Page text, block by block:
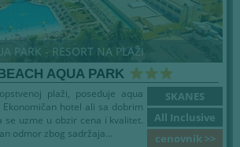
PARK - RESORT NA PLAŽI
AQUA PARK
SKANES
All Inclusive
cenovnik >>
plaži, poseduje aqua
hotel ali sa dobrim
se uzme u obzir cena i kvalitet.
odmor zbog sadržaja...